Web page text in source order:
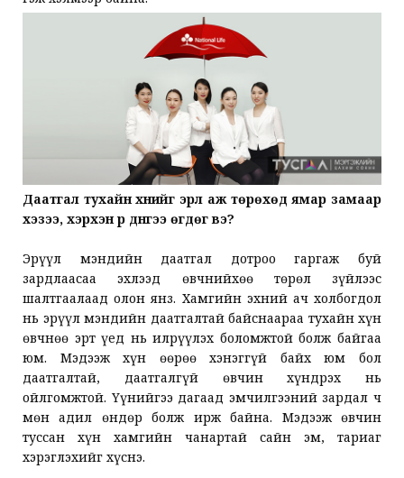
Даатгал тухайн хүнийг эрүүл аж төрөхөд ямар замаар
хэзээ, хэрхэн үр дүнгээ өгдөг вэ?
Эрүүл мэндийн даатгал дотроо гаргаж буй
зардлаасаа эхлээд өвчнийхөө төрөл зүйлээс
шалтгаалаад олон янз. Хамгийн эхний ач холбогдол
нь эрүүл мэндийн даатгалтай байснаараа тухайн хүн
өвчнөө эрт үед нь илрүүлэх боломжтой болж байгаа
юм. Мэдээж хүн өөрөө хэнэггүй байх юм бол
даатгалтай, даатгалгүй өвчин хүндрэх нь
ойлгомжтой. Үүнийгээ дагаад эмчилгээний зардал ч
мөн адил өндөр болж ирж байна. Мэдээж өвчин
туссан хүн хамгийн чанартай сайн эм, тариаг
хэрэглэхийг хүснэ.